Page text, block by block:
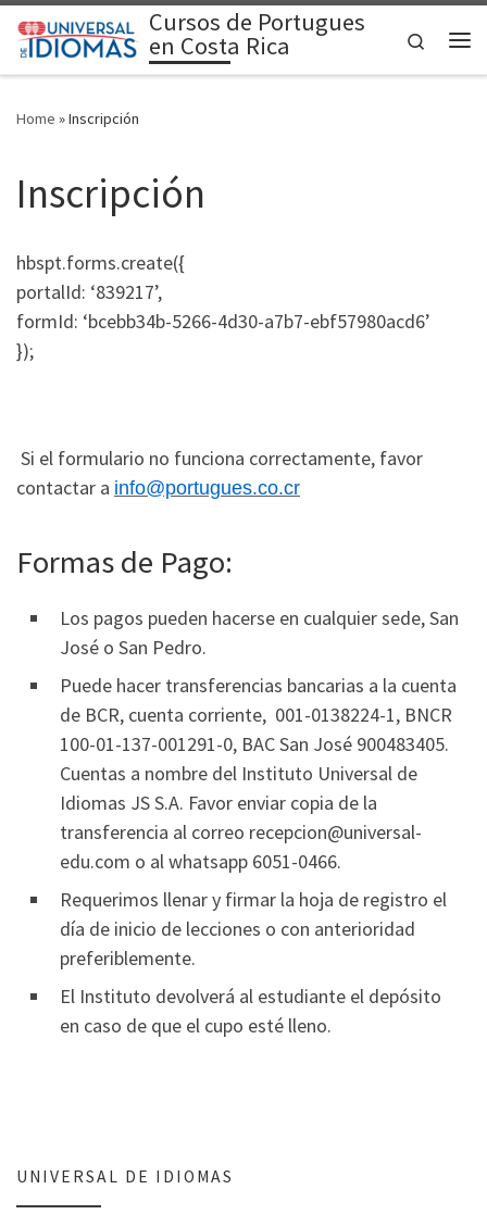
Skip to content Cursos de Portugues
en Costa Rica
Search
Home »Inscripción
Inscripción
hbspt.forms.create({
portalId: ‘839217’,
formId: ‘bcebb34b-5266-4d30-a7b7-ebf57980acd6’
});
Si el formulario no funciona correctamente, favor
contactar a info@portugues.co.cr
Formas de Pago:
Los pagos pueden hacerse en cualquier sede, San
José o San Pedro.
Puede hacer transferencias bancarias a la cuenta
de BCR, cuenta corriente, 001-0138224-1, BNCR
100-01-137-001291-0, BAC San José 900483405.
Cuentas a nombre del Instituto Universal de
Idiomas JS S.A. Favor enviar copia de la
transferencia al correo recepcion@universal-
edu.com o al whatsapp 6051-0466.
Requerimos llenar y firmar la hoja de registro el
día de inicio de lecciones o con anterioridad
preferiblemente.
El Instituto devolverá al estudiante el depósito
en caso de que el cupo esté lleno.
UNIVERSAL DE IDIOMAS